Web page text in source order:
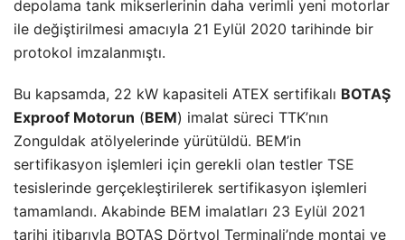
depolama tank mikserlerinin daha verimli yeni motorlar
ile değiştirilmesi amacıyla 21 Eylül 2020 tarihinde bir
protokol imzalanmıştı.
Bu kapsamda, 22 kW kapasiteli ATEX sertifikalı BOTAŞ
Exproof Motorun (BEM) imalat süreci TTK’nın
Zonguldak atölyelerinde yürütüldü. BEM’in
sertifikasyon işlemleri için gerekli olan testler TSE
tesislerinde gerçekleştirilerek sertifikasyon işlemleri
tamamlandı. Akabinde BEM imalatları 23 Eylül 2021
tarihi itibarıyla BOTAŞ Dörtyol Terminali’nde montaj ve